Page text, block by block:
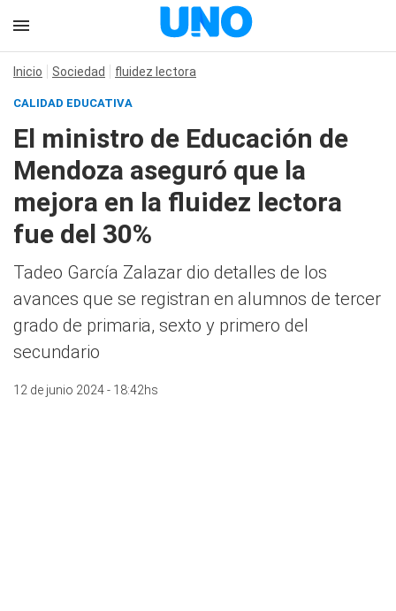
Inicio Sociedad fluidez lectora
CALIDAD EDUCATIVA
El ministro de Educación de
Mendoza aseguró que la
mejora en la fluidez lectora
fue del 30%
Tadeo García Zalazar dio detalles de los
avances que se registran en alumnos de tercer
grado de primaria, sexto y primero del
secundario
12 de junio 2024 - 18:42hs